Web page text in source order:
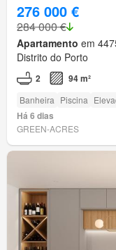
276 000 €
284 000 €
Apartamento em
Distrito do Porto
2 94 m²
Banheira Piscina
Há 6 dias
GREEN-ACRES